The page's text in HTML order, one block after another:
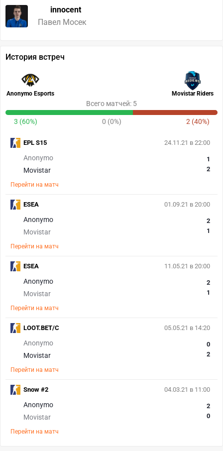
innocent
Павел Мосек
История встреч
Anonymo Esports Movistar Riders
Всего матчей: 5
3 (60%) 0 (0%) 2 (40%)
24.11.21 в 22:00
Anonymo
Movistar
1
2
Перейти на матч
EPL S15
01.09.21 в 20:00
Anonymo
Movistar
2
1
Перейти на матч
ESEA
11.05.21 в 20:00
Anonymo
Movistar
2
1
Перейти на матч
ESEA
05.05.21 в 14:20
Anonymo
Movistar
0
2
Перейти на матч
LOOT.BET/C
04.03.21 в 11:00
Anonymo
Movistar
2
0
Перейти на матч
Snow #2